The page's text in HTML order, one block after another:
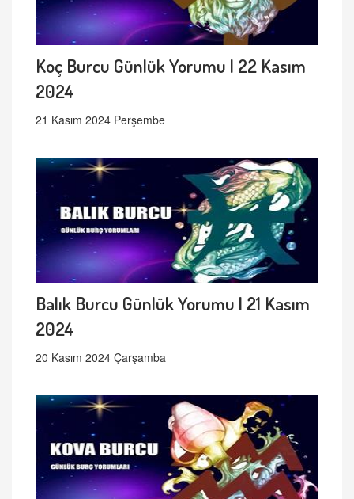
Koç Burcu Günlük Yorumu | 22 Kasım
2024
21 Kasım 2024 Perşembe
Balık Burcu Günlük Yorumu | 21 Kasım
2024
20 Kasım 2024 Çarşamba